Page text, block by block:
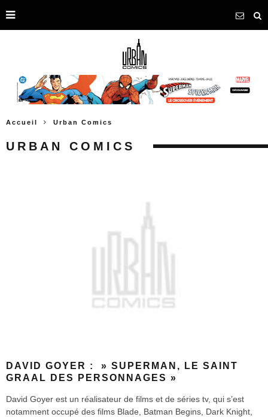
Accueil Urban Comics
URBAN COMICS
DAVID GOYER : » SUPERMAN, LE SAINT
GRAAL DES PERSONNAGES »
David Goyer est un réalisateur de films et de séries tv, qui s’est
notamment occupé des films Blade, Batman Begins, Dark Knight,